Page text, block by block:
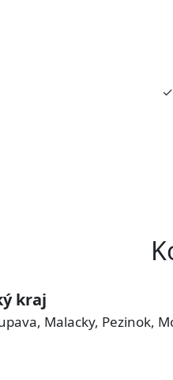
kraj
Malacky, Pezinok,